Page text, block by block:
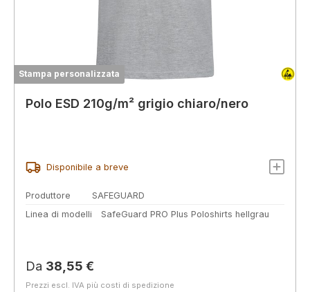
Stampa personalizzata
Polo ESD 210g/m² grigio chiaro/nero
Disponibile a breve
Produttore
SAFEGUARD
Linea di modelli
SafeGuard PRO Plus Poloshirts hellgrau
Prezzo normale:
Da 38,55 €
Prezzi escl. IVA più costi di spedizione